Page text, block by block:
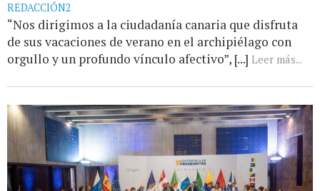
REDACCIÓN2
“Nos dirigimos a la ciudadanía canaria que disfruta
de sus vacaciones de verano en el archipiélago con
orgullo y un profundo vínculo afectivo”, [...] Leer más...